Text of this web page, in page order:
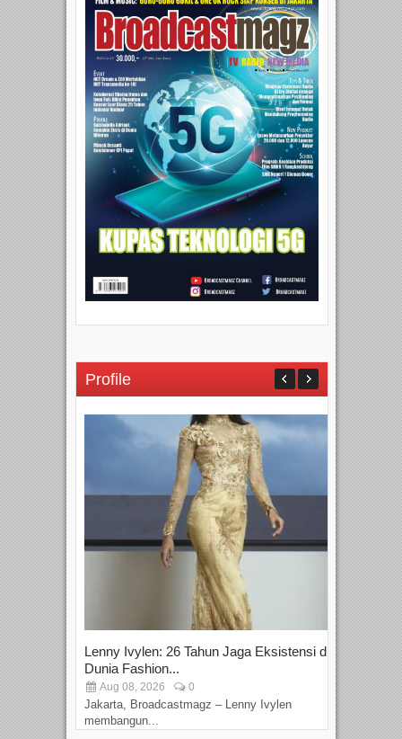
Profile
Lenny Ivylen: 26 Tahun Jaga Eksistensi di
Dunia Fashion...
Aug 08, 2026 0
Jakarta, Broadcastmagz – Lenny Ivylen
membangun...